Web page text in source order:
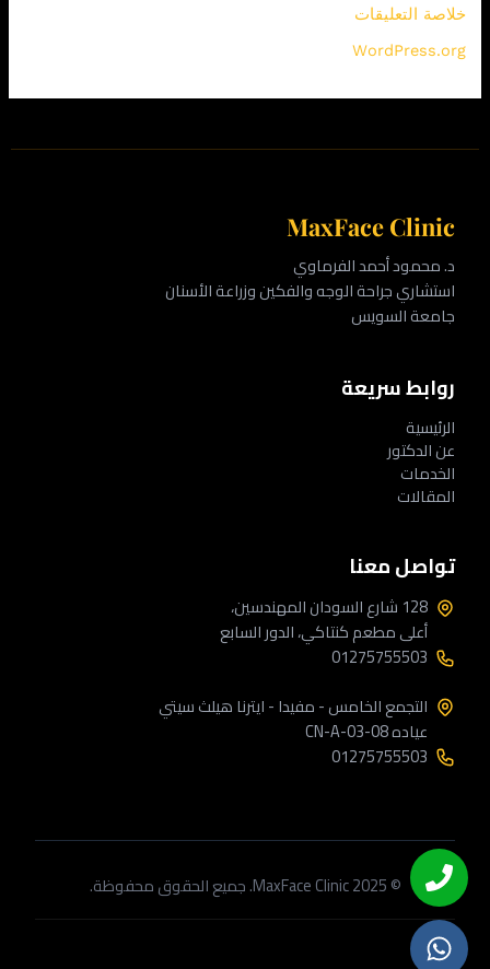
خلاصة التعليقات
WordPress.org
MaxFace Clinic
د. محمود أحمد الفرماوي
استشاري جراحة الوجه والفكين وزراعة الأسنان
جامعة السويس
روابط سريعة
الرئيسية
عن الدكتور
الخدمات
المقالات
تواصل معنا
128 شارع السودان المهندسين،
أعلى مطعم كنتاكي، الدور السابع
01275755503
التجمع الخامس - مفيدا - ايترنا هيلث سيتي
عياده CN-A-03-08
01275755503
© 2025 MaxFace Clinic. جميع الحقوق محفوظة.